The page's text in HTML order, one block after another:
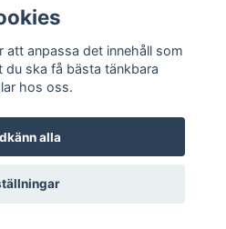
2026 Hemlängtan
att anpassa det innehåll som
ska få bästa tänkbara
hos oss.
alla